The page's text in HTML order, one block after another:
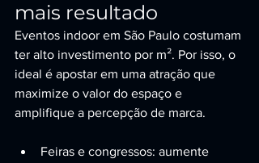
mais resultado
Eventos indoor em São Paulo costumam
ter alto investimento por m². Por isso, o
ideal é apostar em uma atração que
maximize o valor do espaço e
amplifique a percepção de marca.
Feiras e congressos: aumente